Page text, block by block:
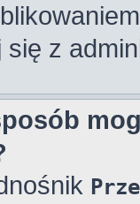
się z